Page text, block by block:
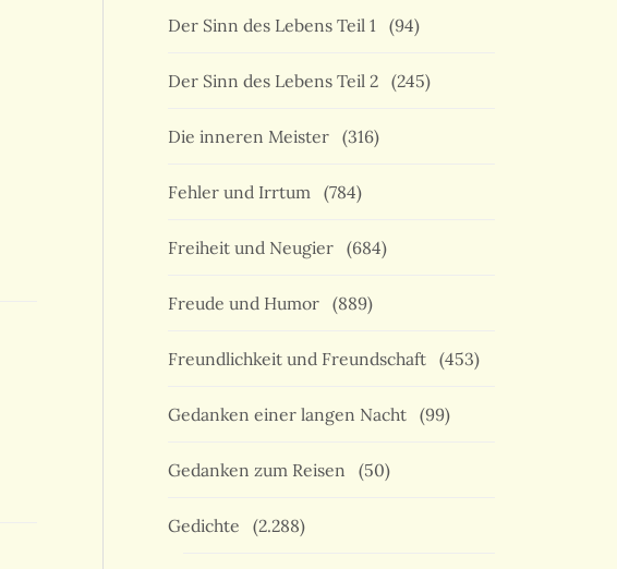
Der Sinn des Lebens Teil 1 (94)
Der Sinn des Lebens Teil 2 (245)
Die inneren Meister (316)
Fehler und Irrtum (784)
Freiheit und Neugier (684)
Freude und Humor (889)
Freundlichkeit und Freundschaft (453)
Gedanken einer langen Nacht (99)
Gedanken zum Reisen (50)
Gedichte (2.288)